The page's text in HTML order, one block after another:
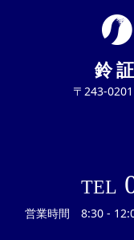
鈴
〒243-
TEL
営業時間 8:30 -